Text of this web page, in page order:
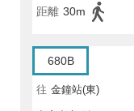
距離 30m
680B
往 金鐘站(東)